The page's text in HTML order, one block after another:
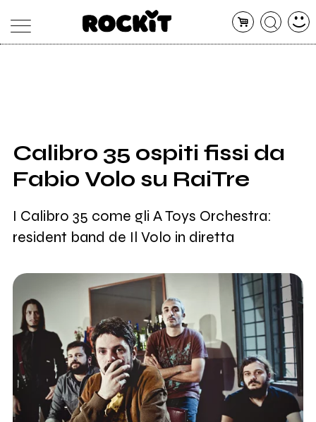
SHOP
RADIO
Calibro 35 ospiti fissi da
Fabio Volo su RaiTre
I Calibro 35 come gli A Toys Orchestra:
resident band de Il Volo in diretta